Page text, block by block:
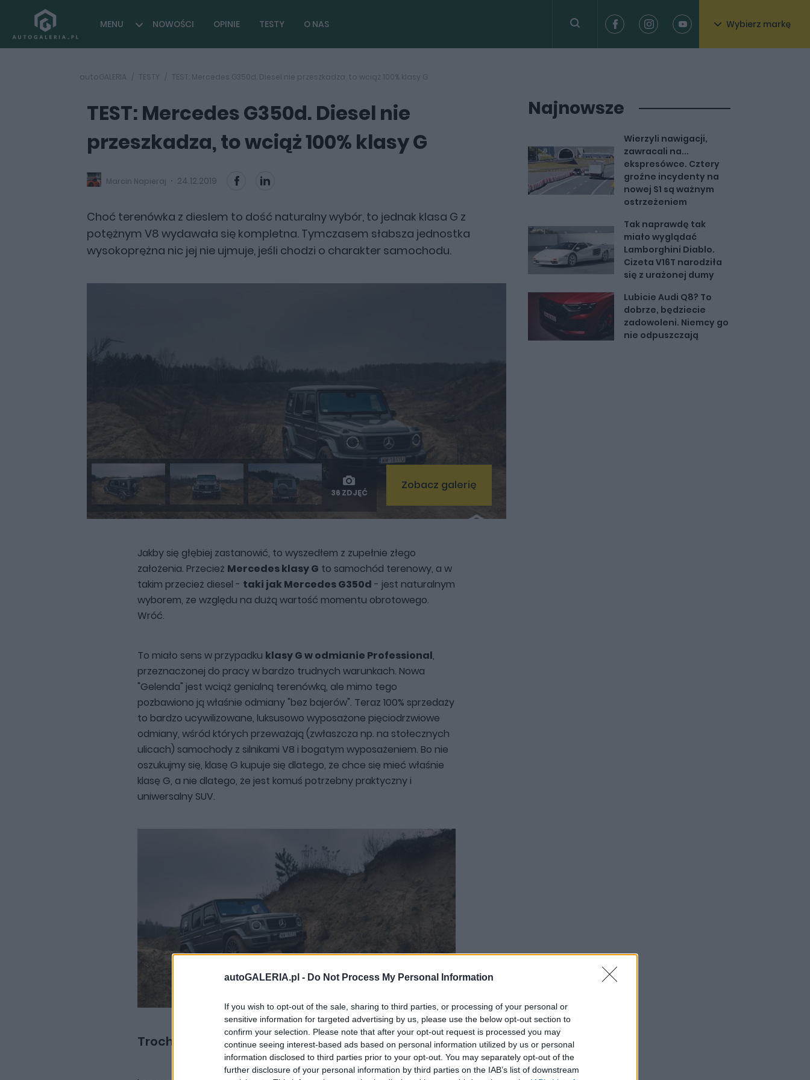
autoGALERIA.pl - Do Not Process My Personal Information
If you wish to opt-out of the sale, sharing to third parties, or processing of your personal or
sensitive information for targeted advertising by us, please use the below opt-out section to
confirm your selection. Please note that after your opt-out request is processed you may
continue seeing interest-based ads based on personal information utilized by us or personal
information disclosed to third parties prior to your opt-out. You may separately opt-out of the
further disclosure of your personal information by third parties on the IAB’s list of downstream
MENU NOWOŚCI OPINIE TESTY O NAS Wybierz markę
autoGALERIA TESTY TEST: Mercedes G350d. Diesel nie przeszkadza, to wciąż 100% klasy G
TEST: Mercedes G350d. Diesel nie
przeszkadza, to wciąż 100% klasy G
Marcin Napieraj 24.12.2019
Choć terenówka z dieslem to dość naturalny wybór, to jednak klasa G z
potężnym V8 wydawała się kompletna. Tymczasem słabsza jednostka
wysokoprężna nic jej nie ujmuje, jeśli chodzi o charakter samochodu.
36 ZDJĘĆ
Zobacz galerię
Jakby się głębiej zastanowić, to wyszedłem z zupełnie złego
założenia. Przecież Mercedes klasy G to samochód terenowy, a w
takim przecież diesel - taki jak Mercedes G350d - jest naturalnym
wyborem, ze względu na dużą wartość momentu obrotowego.
Wróć.
To miało sens w przypadku klasy G w odmianie Professional,
przeznaczonej do pracy w bardzo trudnych warunkach. Nowa
"Gelenda" jest wciąż genialną terenówką, ale mimo tego
pozbawiono ją właśnie odmiany "bez bajerów". Teraz 100% sprzedaży
to bardzo ucywilizowane, luksusowo wyposażone pięciodrzwiowe
odmiany, wśród których przeważają (zwłaszcza np. na stołecznych
ulicach) samochody z silnikami V8 i bogatym wyposażeniem. Bo nie
oszukujmy się, klasę G kupuje się dlatego, że chce się mieć właśnie
klasę G, a nie dlatego, że jest komuś potrzebny praktyczny i
uniwersalny SUV.
Trochę rozsądniejsze finanse
Najnowsze
Wierzyli nawigacji,
zawracali na...
ekspresówce. Cztery
groźne incydenty na
nowej S1 są ważnym
ostrzeżeniem
Tak naprawdę tak
miało wyglądać
Lamborghini Diablo.
Cizeta V16T narodziła
się z urażonej dumy
Lubicie Audi Q8? To
dobrze, będziecie
zadowoleni. Niemcy go
nie odpuszczają